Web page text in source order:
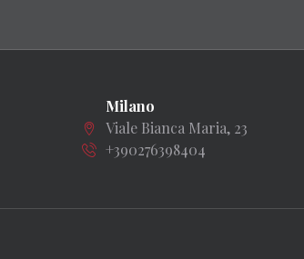
Milano
Viale Bianca Maria, 23
+390276398404